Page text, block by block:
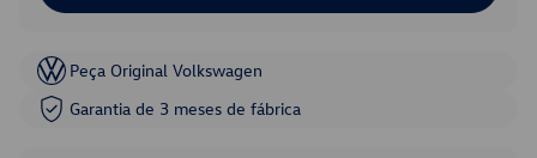
Peça Original Volkswagen
Garantia de 3 meses de fábrica